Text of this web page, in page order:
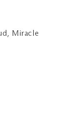
Miracle